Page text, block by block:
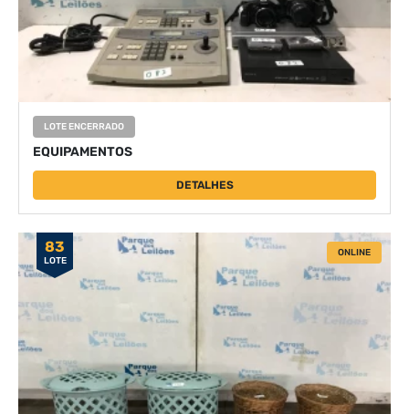
LOTE ENCERRADO
EQUIPAMENTOS
DETALHES
83
LOTE
ONLINE